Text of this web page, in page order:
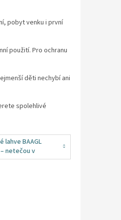
pobyt venku i první
použití. Pro ochranu
děti nechybí ani
spolehlivé
lahve BAAGL
netečou v
vydrží